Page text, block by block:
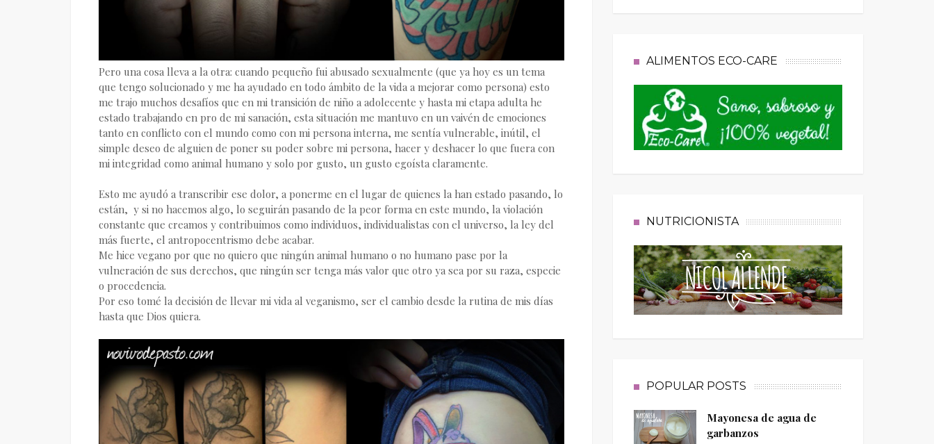
Pero una cosa lleva a la otra: cuando pequeño fui abusado sexualmente (que ya hoy es un tema
que tengo solucionado y me ha ayudado en todo ámbito de la vida a mejorar como persona) esto
me trajo muchos desafíos que en mi transición de niño a adolecente y hasta mi etapa adulta he
estado trabajando en pro de mi sanación, esta situación me mantuvo en un vaivén de emociones
tanto en conflicto con el mundo como con mi persona interna, me sentía vulnerable, inútil, el
simple deseo de alguien de poner su poder sobre mi persona, hacer y deshacer lo que fuera con
mi integridad como animal humano y solo por gusto, un gusto egoísta claramente.
Esto me ayudó a transcribir ese dolor, a ponerme en el lugar de quienes la han estado pasando, lo
están, y si no hacemos algo, lo seguirán pasando de la peor forma en este mundo, la violación
constante que creamos y contribuimos como individuos, individualistas con el universo, la ley del
más fuerte, el antropocentrismo debe acabar.
Me hice vegano por que no quiero que ningún animal humano o no humano pase por la
vulneración de sus derechos, que ningún ser tenga más valor que otro ya sea por su raza, especie
o procedencia.
Por eso tomé la decisión de llevar mi vida al veganismo, ser el cambio desde la rutina de mis días
hasta que Dios quiera.
ALIMENTOS ECO-CARE
NUTRICIONISTA
POPULAR POSTS
Mayonesa de agua de
garbanzos